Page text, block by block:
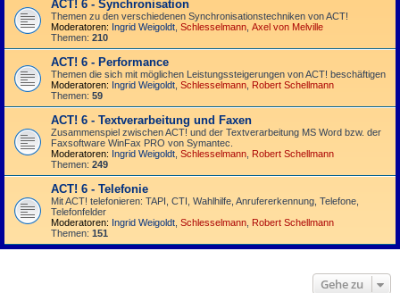
ACT! 6 - Synchro­nisation
Themen zu den verschiedenen Synchro­nisations­­techniken von ACT!
Moderatoren: Ingrid Weigoldt Schlesselmann Axel von Melville
Themen: 210
ACT! 6 - Performance
Themen die sich mit möglichen Leistungssteigerungen von ACT! beschäftigen
Moderatoren: Ingrid Weigoldt Schlesselmann Robert Schellmann
Themen: 59
ACT! 6 - Textverarbeitung und Faxen
Zusammenspiel zwischen ACT! und der Textverarbeitung MS Word bzw. der
Faxsoftware WinFax PRO von Symantec.
Moderatoren: Ingrid Weigoldt Schlesselmann Robert Schellmann
Themen: 249
ACT! 6 - Telefonie
Mit ACT! telefonieren: TAPI, CTI, Wahlhilfe, Anrufererkennung, Telefone,
Telefonfelder
Moderatoren: Ingrid Weigoldt Schlesselmann Robert Schellmann
Themen: 151
Gehe zu